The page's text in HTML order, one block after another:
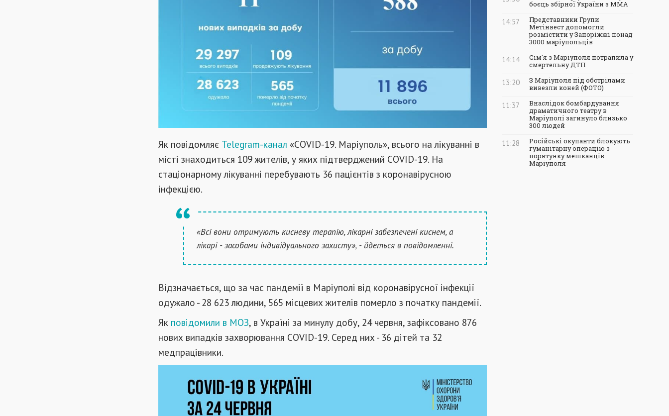
Як повідомляє Telegram-канал «COVID-19. Маріуполь», всього на лікуванні в
місті знаходиться 109 жителів, у яких підтверджений COVID-19. На
стаціонарному лікуванні перебувають 36 пацієнтів з коронавірусною
інфекцією.
«Всі вони отримують кисневу терапію, лікарні забезпечені киснем, а
лікарі - засобами індивідуального захисту», - йдеться в повідомленні.
Відзначається, що за час пандемії в Маріуполі від коронавірусної інфекції
одужало - 28 623 людини, 565 місцевих жителів померло з початку пандемії.
Як повідомили в МОЗ, в Україні за минулу добу, 24 червня, зафіксовано 876
нових випадків захворювання COVID-19. Серед них - 36 дітей та 32
медпрацівники.
боєць збірної України з ММА
14:57
Представники Групи
Метінвест допомогли
розмістити у Запоріжжі понад
3000 маріупольців
14:14
Сім'я з Маріуполя потрапила у
смертельну ДТП
13:20
З Маріуполя під обстрілами
вивезли коней (ФОТО)
11:37
Внаслідок бомбардування
драматичного театру в
Маріуполі загинуло близько
300 людей
11:28
Російські окупанти блокують
гуманітарну операцію з
порятунку мешканців
Маріуполя